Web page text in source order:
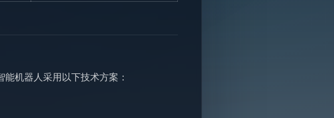
机器人采用以下技术方案：